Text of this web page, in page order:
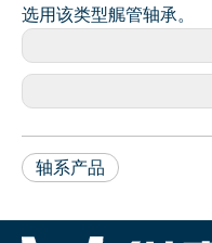
选用该类型艉管轴承。
轴系产品